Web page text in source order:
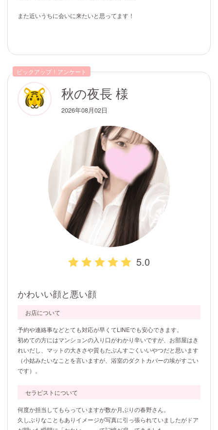
また近いうちに会いに来たいと思ってます！
ピックアップ！アンケート
秋の夜長 様
2026年08月02日
5.0
かわいい顔と悪い顔
お店について
予約や連絡事などとても対応が早くてLINEでも安心できます。
初めての方にはマンションの入り口がわかり辛いですが、お部屋はき
れいだし、マットの大きさや質もたぶんすごくいいやつだと思います
（小姑みたいなことを言いますが、浴室のダクトカバーの埃がすごい
です）。
セラピストについて
何度か担当してもらっていますが数か月ぶりの春野さん。
久しぶりなこともありイメージが写真に引っ張られていましたがドア